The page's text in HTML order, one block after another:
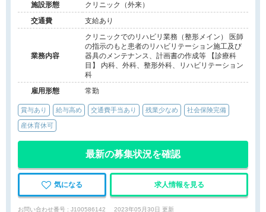
施設形態
クリニック（外来）
交通費
支給あり
業務内容
クリニックでのリハビリ業務（整形メイン） 医師
の指示のもと患者のリハビリテーション施工及び
器具のメンテナンス、計画書の作成等 【診療科
目】 内科、外科、整形外科、リハビリテーション
科
雇用形態
常勤
賞与あり 給与高め 交通費手当あり 残業少なめ 社会保険完備
産休育休可
最新の募集状況を確認
気になる 求人情報を見る
お問い合わせ番号 : J100586142 2023年05月30日 更新